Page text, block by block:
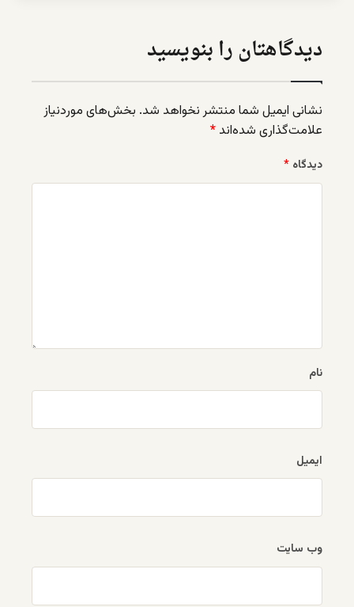
دیدگاهتان را بنویسید
نشانی ایمیل شما منتشر نخواهد شد. بخش‌های موردنیاز
علامت‌گذاری شده‌اند *
دیدگاه *
نام
ایمیل
وب‌ سایت